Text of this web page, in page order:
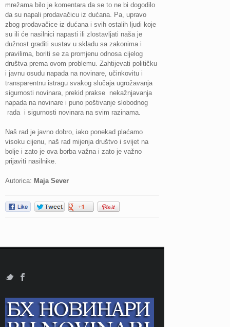
mrežama bilo je komentara da se to ne bi dogodilo
da su napali prodavačicu iz dućana. Pa, upravo
zbog prodavačice iz dućana i svih ostalih ljudi koje
su ili će nasilnici napasti ili zlostavljati naša je
dužnost graditi sustav u skladu sa zakonima i
pravilima, boriti se za promjenu odnosa cijelog
društva prema ovom problemu. Zahtijevati političku
i javnu osudu napada na novinare, učinkovitu i
transparentnu istragu svakog slučaja ugrožavanja
sigurnosti novinara, prekid prakse nekažnjavanja
napada na novinare i puno poštivanje slobodnog
rada i sigurnosti novinara na svim razinama.
Naš rad je javno dobro, iako ponekad plaćamo
visoku cijenu, naš rad mijenja društvo i svijet na
bolje i zato je ova borba važna i zato je važno
prijaviti nasilnike.
Autorica: Maja Sever